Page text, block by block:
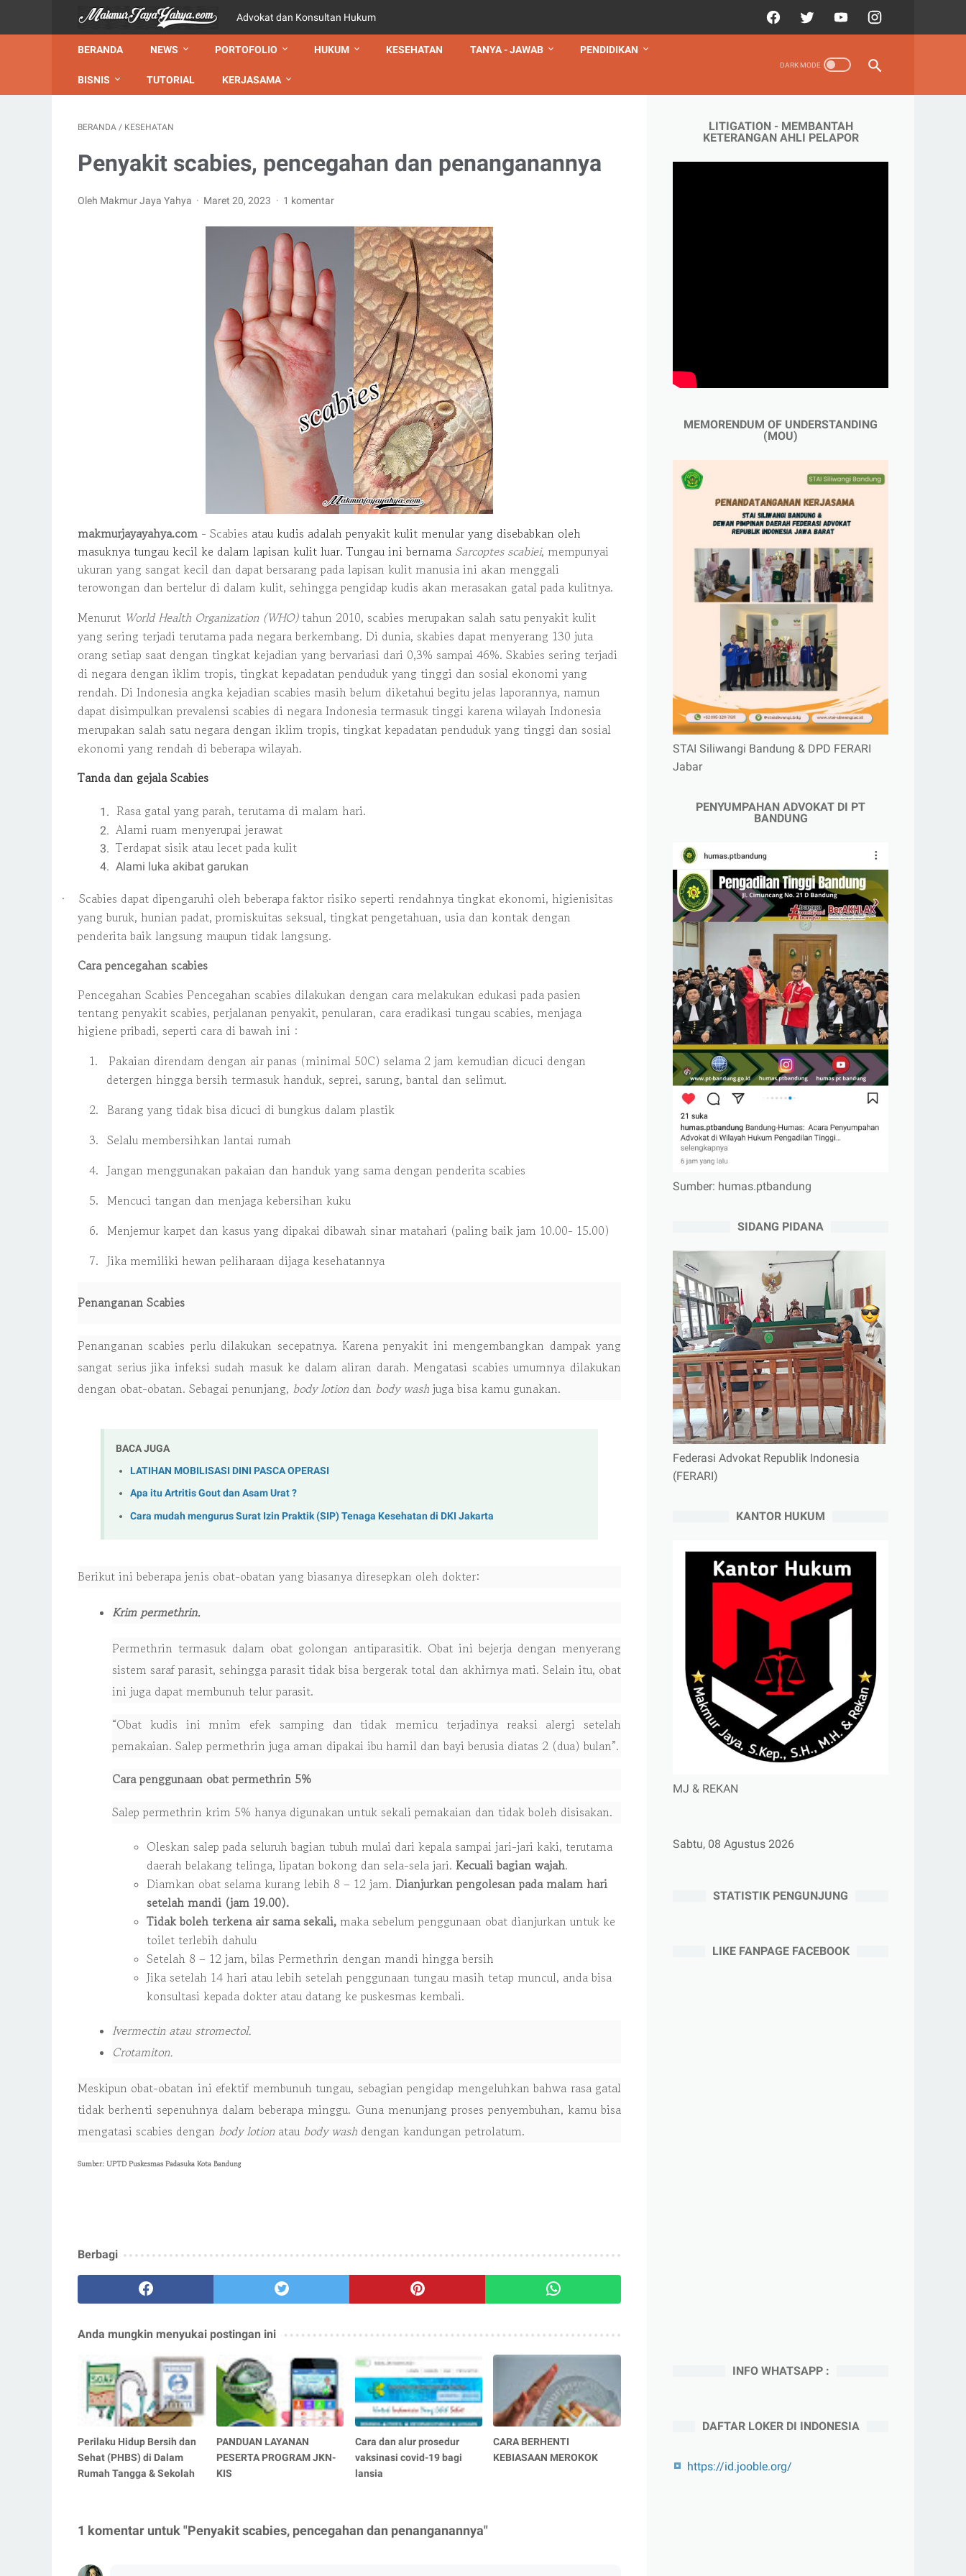
Advokat dan Konsultan Hukum
BERANDA NEWS PORTOFOLIO HUKUM KESEHATAN TANYA - JAWAB PENDIDIKAN
BISNIS TUTORIAL KERJASAMA
BERANDA / KESEHATAN
Penyakit scabies, pencegahan dan penanganannya
Oleh Makmur Jaya Yahya Maret 20, 2023 1 komentar
makmurjayayahya.com - Scabies atau kudis adalah penyakit kulit menular yang disebabkan oleh
masuknya tungau kecil ke dalam lapisan kulit luar. Tungau ini bernama Sarcoptes scabiei, mempunyai
ukuran yang sangat kecil dan dapat bersarang pada lapisan kulit manusia ini akan menggali
terowongan dan bertelur di dalam kulit, sehingga pengidap kudis akan merasakan gatal pada kulitnya.
Menurut World Health Organization (WHO)tahun 2010, scabies merupakan salah satu penyakit kulit
yang sering terjadi terutama pada negara berkembang. Di dunia, skabies dapat menyerang 130 juta
orang setiap saat dengan tingkat kejadian yang bervariasi dari 0,3% sampai 46%. Skabies sering terjadi
di negara dengan iklim tropis, tingkat kepadatan penduduk yang tinggi dan sosial ekonomi yang
rendah. Di Indonesia angka kejadian scabies masih belum diketahui begitu jelas laporannya, namun
dapat disimpulkan prevalensi scabies di negara Indonesia termasuk tinggi karena wilayah Indonesia
merupakan salah satu negara dengan iklim tropis, tingkat kepadatan penduduk yang tinggi dan sosial
ekonomi yang rendah di beberapa wilayah.
Tanda dan gejala Scabies
Rasa gatal yang parah, terutama di malam hari.
Alami ruam menyerupai jerawat
Terdapat sisik atau lecet pada kulit
Alami luka akibat garukan
·
Scabies dapat dipengaruhi oleh beberapa faktor risiko seperti rendahnya tingkat ekonomi, higienisitas
yang buruk, hunian padat, promiskuitas seksual, tingkat pengetahuan, usia dan kontak dengan
penderita baik langsung maupun tidak langsung.
Cara pencegahan scabies
Pencegahan Scabies Pencegahan scabies dilakukan dengan cara melakukan edukasi pada pasien
tentang penyakit scabies, perjalanan penyakit, penularan, cara eradikasi tungau scabies, menjaga
higiene pribadi, seperti cara di bawah ini :
1.
Pakaian direndam dengan air panas (minimal 50C) selama 2 jam kemudian dicuci dengan
detergen hingga bersih termasuk handuk, seprei, sarung, bantal dan selimut.
2. Barang yang tidak bisa dicuci di bungkus dalam plastik
3. Selalu membersihkan lantai rumah
4. Jangan menggunakan pakaian dan handuk yang sama dengan penderita scabies
5. Mencuci tangan dan menjaga kebersihan kuku
6. Menjemur karpet dan kasus yang dipakai dibawah sinar matahari (paling baik jam 10.00- 15.00)
7. Jika memiliki hewan peliharaan dijaga kesehatannya
Penanganan Scabies
Penanganan scabies perlu dilakukan secepatnya. Karena penyakit ini mengembangkan dampak yang
sangat serius jika infeksi sudah masuk ke dalam aliran darah. Mengatasi scabies umumnya dilakukan
dengan obat-obatan. Sebagai penunjang, body lotiondan body wash juga bisa kamu gunakan.
BACA JUGA
LATIHAN MOBILISASI DINI PASCA OPERASI
Apa itu Artritis Gout dan Asam Urat ?
Cara mudah mengurus Surat Izin Praktik (SIP) Tenaga Kesehatan di DKI Jakarta
Berikut ini beberapa jenis obat-obatan yang biasanya diresepkan oleh dokter:
Krim permethrin.
Permethrin termasuk dalam obat golongan antiparasitik. Obat ini bejerja dengan menyerang
sistem saraf parasit, sehingga parasit tidak bisa bergerak total dan akhirnya mati. Selain itu, obat
ini juga dapat membunuh telur parasit.
“Obat kudis ini mnim efek samping dan tidak memicu terjadinya reaksi alergi setelah
pemakaian. Salep permethrin juga aman dipakai ibu hamil dan bayi berusia diatas 2 (dua) bulan”.
Cara penggunaan obat permethrin 5%
Salep permethrin krim 5% hanya digunakan untuk sekali pemakaian dan tidak boleh disisakan.
Oleskan salep pada seluruh bagian tubuh mulai dari kepala sampai jari-jari kaki, terutama
daerah belakang telinga, lipatan bokong dan sela-sela jari. Kecuali bagian wajah.
Diamkan obat selama kurang lebih 8 – 12 jam. Dianjurkan pengolesan pada malam hari
setelah mandi (jam 19.00).
Tidak boleh terkena air sama sekali, maka sebelum penggunaan obat dianjurkan untuk ke
toilet terlebih dahulu
Setelah 8 – 12 jam, bilas Permethrin dengan mandi hingga bersih
Jika setelah 14 hari atau lebih setelah penggunaan tungau masih tetap muncul, anda bisa
konsultasi kepada dokter atau datang ke puskesmas kembali.
Ivermectin atau stromectol.
Crotamiton.
Meskipun obat-obatan ini efektif membunuh tungau, sebagian pengidap mengeluhkan bahwa rasa gatal
tidak berhenti sepenuhnya dalam beberapa minggu. Guna menunjang proses penyembuhan, kamu bisa
mengatasi scabies dengan body lotionatau body wash dengan kandungan petrolatum.
Sumber: UPTD Puskesmas Padasuka Kota Bandung
Berbagi
Anda mungkin menyukai postingan ini
Perilaku Hidup Bersih dan
Sehat (PHBS) di Dalam
Rumah Tangga & Sekolah
PANDUAN LAYANAN
PESERTA PROGRAM JKN-
KIS
Cara dan alur prosedur
vaksinasi covid-19 bagi
lansia
CARA BERHENTI
KEBIASAAN MEROKOK
1 komentar untuk "Penyakit scabies, pencegahan dan penanganannya"
LITIGATION - MEMBANTAH
KETERANGAN AHLI PELAPOR
MEMORENDUM OF UNDERSTANDING
(MOU)
STAI Siliwangi Bandung & DPD FERARI
Jabar
PENYUMPAHAN ADVOKAT DI PT
BANDUNG
Sumber: humas.ptbandung
SIDANG PIDANA
Federasi Advokat Republik Indonesia
(FERARI)
KANTOR HUKUM
MJ & REKAN
Sabtu, 08 Agustus 2026
STATISTIK PENGUNJUNG
LIKE FANPAGE FACEBOOK
INFO WHATSAPP :
DAFTAR LOKER DI INDONESIA
https://id.jooble.org/